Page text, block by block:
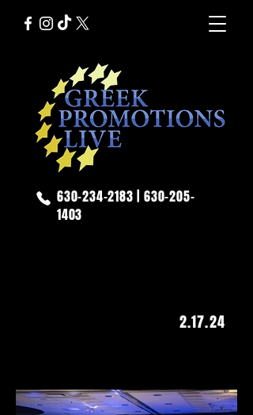
630-234-2183 |630-205-
1403
2.17.24